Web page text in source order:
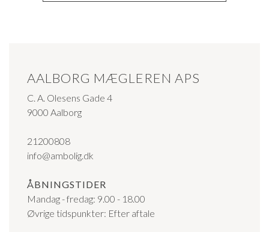
AALBORG MÆGLEREN APS
C. A. Olesens Gade 4
9000 Aalborg
21200808
info@ambolig.dk
ÅBNINGSTIDER
Mandag - fredag: 9.00 - 18.00
Øvrige tidspunkter: Efter aftale